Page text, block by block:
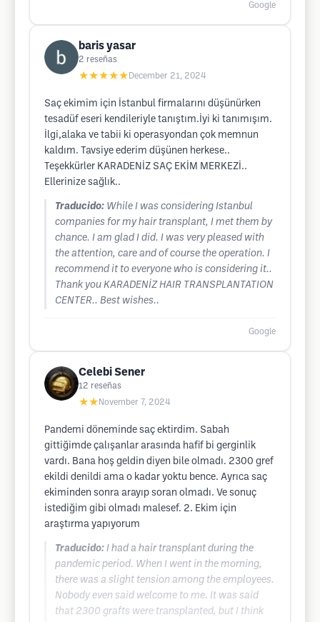
Google
baris yasar
2 reseñas
★★★★★ December 21, 2024
Saç ekimim için İstanbul firmalarını düşünürken
tesadüf eseri kendileriyle tanıştım.İyi ki tanımışım.
İlgi,alaka ve tabii ki operasyondan çok memnun
kaldım. Tavsiye ederim düşünen herkese..
Teşekkürler KARADENİZ SAÇ EKİM MERKEZİ..
Ellerinize sağlık..
Traducido: While I was considering Istanbul
companies for my hair transplant, I met them by
chance. I am glad I did. I was very pleased with
the attention, care and of course the operation. I
recommend it to everyone who is considering it..
Thank you KARADENİZ HAIR TRANSPLANTATION
CENTER.. Best wishes..
Google
Celebi Sener
12 reseñas
★★ November 7, 2024
Pandemi döneminde saç ektirdim. Sabah
gittiğimde çalışanlar arasında hafif bi gerginlik
vardı. Bana hoş geldin diyen bile olmadı. 2300 gref
ekildi denildi ama o kadar yoktu bence. Ayrıca saç
ekiminden sonra arayıp soran olmadı. Ve sonuç
istediğim gibi olmadı malesef. 2. Ekim için
araştırma yapıyorum
Traducido: I had a hair transplant during the
pandemic period. When I went in the morning,
there was a slight tension among the employees.
Nobody even said welcome to me. It was said
that 2300 grafts were transplanted, but I think